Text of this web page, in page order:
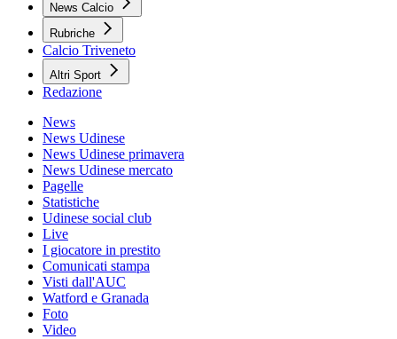
News Calcio
Rubriche
Calcio Triveneto
Altri Sport
Redazione
News
News Udinese
News Udinese primavera
News Udinese mercato
Pagelle
Statistiche
Udinese social club
Live
I giocatore in prestito
Comunicati stampa
Visti dall'AUC
Watford e Granada
Foto
Video